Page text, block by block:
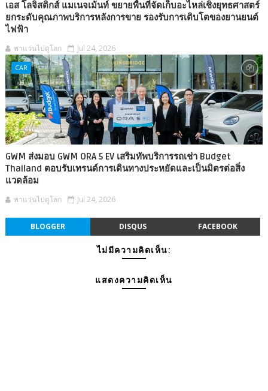
เอส โลจิสติกส์ แมเนจเม้นท์ ขยายพื้นที่จัดเก็บอะไหล่เชิงยุทธศาสตร์
ยกระดับคุณภาพบริการหลังการขาย รองรับการเติบโตของยานยนต์
ไฟฟ้า
พาแว่นไปดูโลก Jul 24, 2026
CAR
GWM ส่งมอบ GWM ORA 5 EV เสริมทัพบริการรถเช่า Budget
Thailand ตอบรับเทรนด์การเดินทางประหยัดและเป็นมิตรต่อสิ่ง
แวดล้อม
พาแว่นไปดูโลก Jul 24, 2026
BLOGGER DISQUS FACEBOOK
ไม่มีความคิดเห็น:
แสดงความคิดเห็น